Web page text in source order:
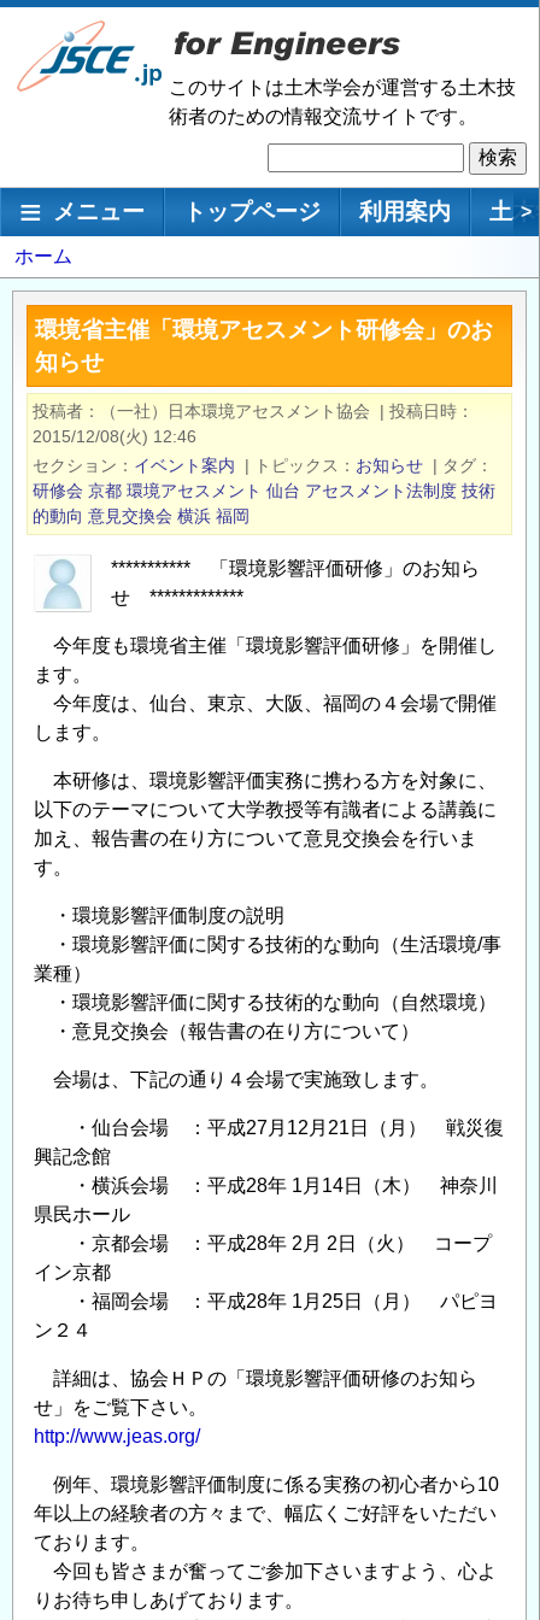
メ
ン
移
このサイトは土木学会が運営する土木技
術者のための情報交流サイトです。
索
メインナビゲーション
メニュー トップページ 利用案内 土 >
パ
ン
く
ず
ホーム
環境省主催「環境アセスメント研修会」のお
知らせ
投稿者 （一社）日本環境アセスメント協会 | 投稿日時
2015/12/08(火) 12:46
セクション
イベント案内 | トピックス お知らせ | タグ
研修会 京都 環境アセスメント 仙台 アセスメント法制度 技術
的動向 意見交換会 横浜 福岡
*********** 「環境影響評価研修」のお知ら
せ *************
今年度も環境省主催「環境影響評価研修」を開催し
ます。
今年度は、仙台、東京、大阪、福岡の４会場で開催
します。
本研修は、環境影響評価実務に携わる方を対象に、
以下のテーマについて大学教授等有識者による講義に
加え、報告書の在り方について意見交換会を行いま
す。
・環境影響評価制度の説明
・環境影響評価に関する技術的な動向（生活環境/事
業種）
・環境影響評価に関する技術的な動向（自然環境）
・意見交換会（報告書の在り方について）
会場は、下記の通り４会場で実施致します。
・仙台会場 ：平成27月12月21日（月） 戦災復
興記念館
・横浜会場 ：平成28年 1月14日（木） 神奈川
県民ホール
・京都会場 ：平成28年 2月 2日（火） コープ
イン京都
・福岡会場 ：平成28年 1月25日（月） パピヨ
ン２４
詳細は、協会ＨＰの「環境影響評価研修のお知ら
せ」をご覧下さい。
http://www.jeas.org/
例年、環境影響評価制度に係る実務の初心者から10
年以上の経験者の方々まで、幅広くご好評をいただい
ております。
今回も皆さまが奮ってご参加下さいますよう、心よ
りお待ち申しあげております。